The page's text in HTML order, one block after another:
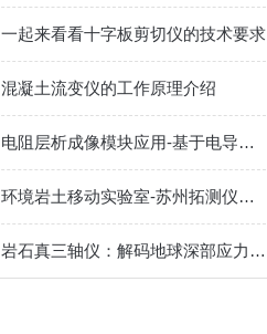
一起来看看十字板剪切仪的技术要求
混凝土流变仪的工作原理介绍
电阻层析成像模块应用-基于电导率层析成像的304不锈钢熔覆层电导率检测研究
环境岩土移动实验室-苏州拓测仪器设备有限公司
岩石真三轴仪：解码地球深部应力之谜的“数字钻头”